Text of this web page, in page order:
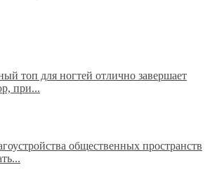
топ для ногтей отлично завершает
при...
общественных пространств